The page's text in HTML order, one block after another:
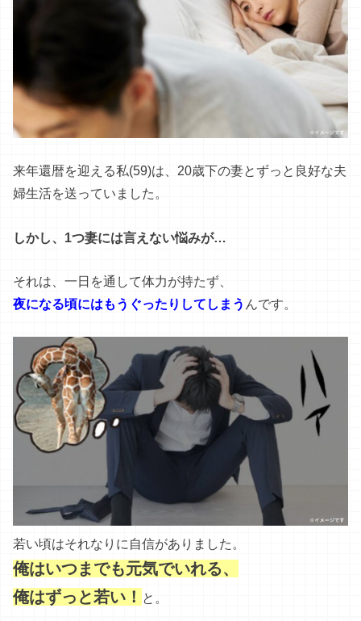
来年還暦を迎える私(59)は、20歳下の妻とずっと良好な夫
婦生活を送っていました。
しかし、1つ妻には言えない悩みが…
それは、一日を通して体力が持たず、
夜になる頃にはもうぐったり してしまう んです。
若い頃はそれなりに自信がありました。
俺はいつまでも元気でいれる、
俺はずっと若い！ と。